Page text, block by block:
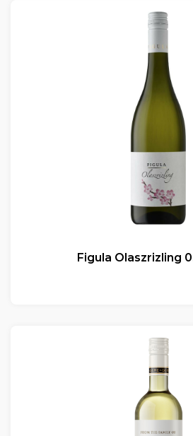
Figula Olaszrizling